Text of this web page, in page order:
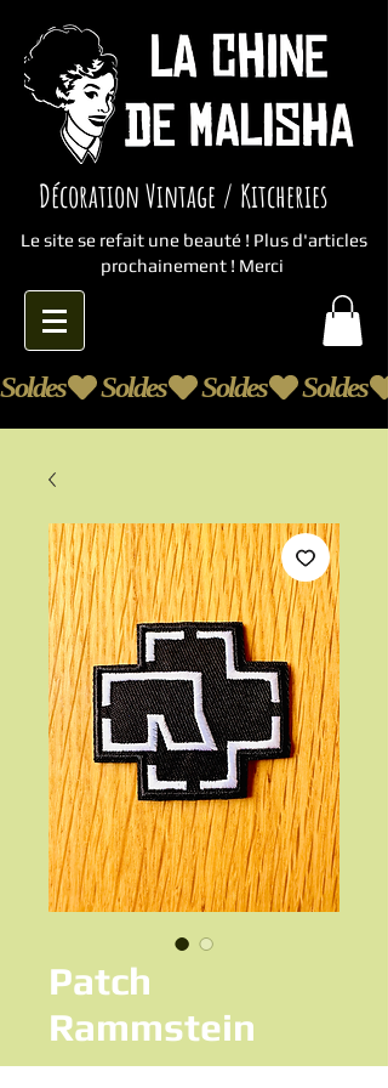
Décoration Vintage / Kitcheries
Le site se refait une beauté ! Plus d'articles
prochainement ! Merci
Soldes
Patch
Rammstein
Prix